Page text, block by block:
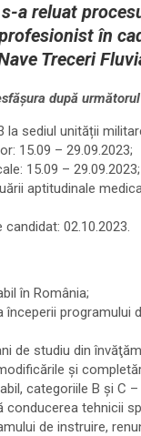
a reluat
în
Treceri
după
la sediul unității
15.09 – 29.09.2023;
15.09 – 29.09.2023;
aptitudinale
02.10.2023.
în România;
programului
de studiu din
şi
categoriile B şi C
tehnicii
de instruire,